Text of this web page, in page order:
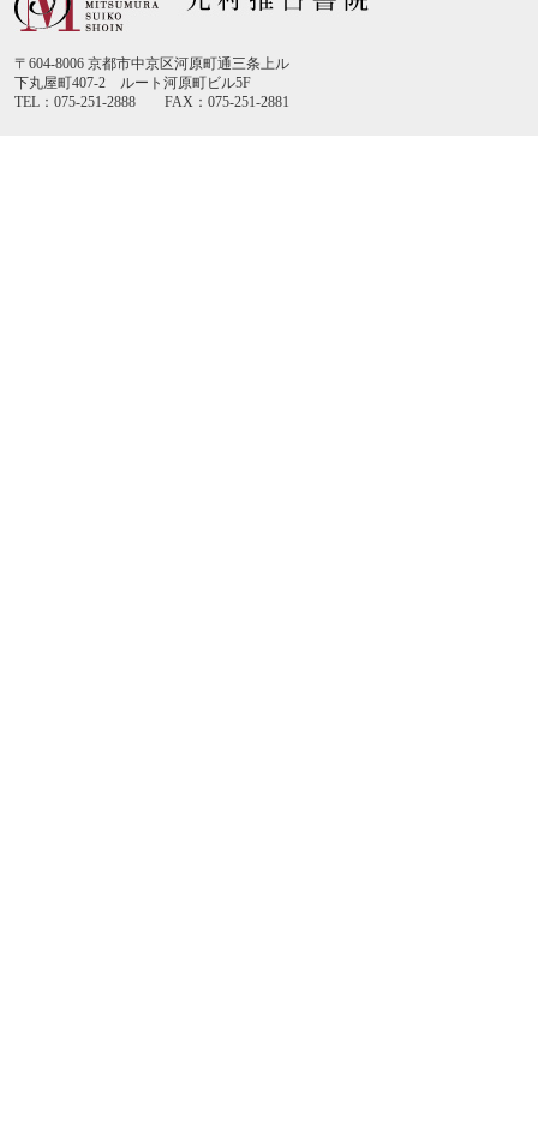
〒604-8006 京都市中京区河原町通三条上ル
下丸屋町407-2 ルート河原町ビル5F
TEL：075-251-2888 FAX：075-251-2881